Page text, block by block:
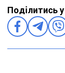
Поділитись